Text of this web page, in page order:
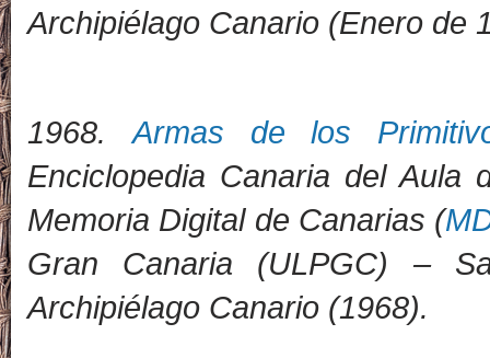
Archipiélago Canario (Enero de
1968.Armas de los
Enciclopedia Canaria del Aula
Memoria Digital de Canarias (
Gran Canaria (ULPGC) –
Archipiélago Canario (1968).